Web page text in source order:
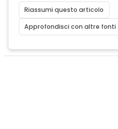
Riassumi questo articolo
Approfondisci con altre fonti